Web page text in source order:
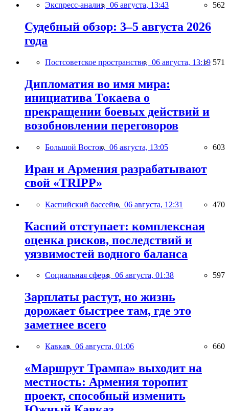
Экспресс-анализ, 06 августа, 13:43 562
Судебный обзор: 3–5 августа 2026
года
Постсоветское пространство, 06 августа, 13:19 571
Дипломатия во имя мира:
инициатива Токаева о
прекращении боевых действий и
возобновлении переговоров
Большой Восток, 06 августа, 13:05 603
Иран и Армения разрабатывают
свой «TRIPP»
Каспийский бассейн, 06 августа, 12:31 470
Каспий отступает: комплексная
оценка рисков, последствий и
уязвимостей водного баланса
Социальная сфера, 06 августа, 01:38 597
Зарплаты растут, но жизнь
дорожает быстрее там, где это
заметнее всего
Кавказ, 06 августа, 01:06 660
«Маршрут Трампа» выходит на
местность: Армения торопит
проект, способный изменить